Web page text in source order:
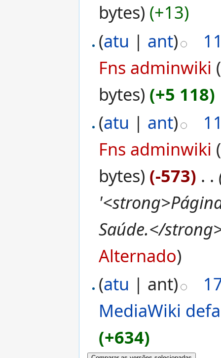
bytes) (+13)
(atu | ant)
Fns adminwiki (
bytes) (+5 118)
(atu | ant)
Fns adminwiki (
bytes) (-573) . .
Saúde.</
Alternado)
(atu | ant)
MediaWiki
(+634)